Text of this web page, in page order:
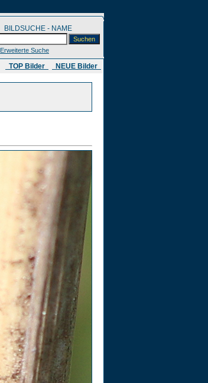
BILDSUCHE - NAME
Erweiterte Suche
​ TOP Bilder NEUE Bilder